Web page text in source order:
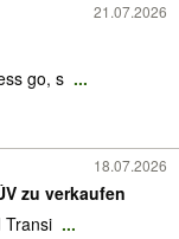
21.07.2026
go, s ...
18.07.2026
zu verkaufen
Transi ...